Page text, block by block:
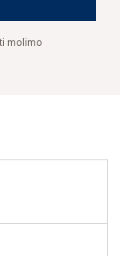
molimo